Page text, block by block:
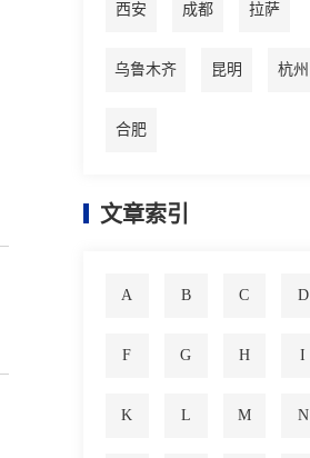
西安 成都 拉萨
乌鲁木齐 昆明 杭州
合肥
文章索引
A B C D
F G H I
K L M N